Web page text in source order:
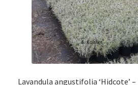
Lavandula angustifolia ‘Hidcote’